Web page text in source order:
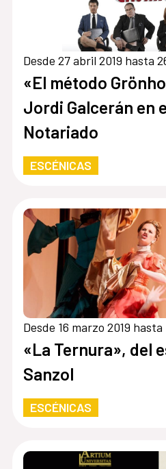
Desde 27 abril 2019 hasta
«El método
Jordi Galcerán en
Notariado
ESCÉNICAS
Desde 16 marzo 2019 hasta
«La Ternura», del
Sanzol
ESCÉNICAS